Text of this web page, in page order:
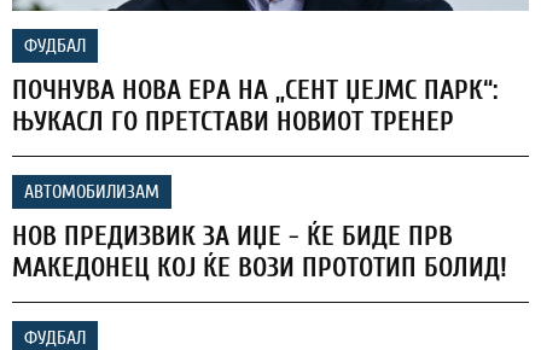
ФУДБАЛ
ПОЧНУВА НОВА ЕРА НА „СЕНТ ЏЕЈМС ПАРК“:
ЊУКАСЛ ГО ПРЕТСТАВИ НОВИОТ ТРЕНЕР
АВТОМОБИЛИЗАМ
НОВ ПРЕДИЗВИК ЗА ИЏЕ - ЌЕ БИДЕ ПРВ
МАКЕДОНЕЦ КОЈ ЌЕ ВОЗИ ПРОТОТИП БОЛИД!
ФУДБАЛ